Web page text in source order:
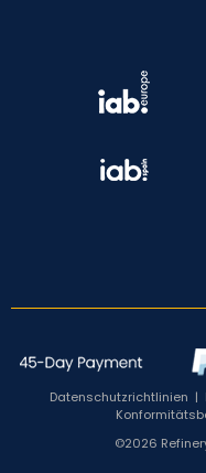
Datenschutzrichtlinien |
©2026